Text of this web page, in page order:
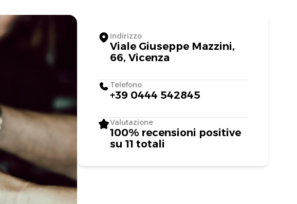
Indirizzo
Viale Giuseppe Mazzini,
66, Vicenza
Telefono
+39 0444 542845
Valutazione
100% recensioni positive
su 11 totali